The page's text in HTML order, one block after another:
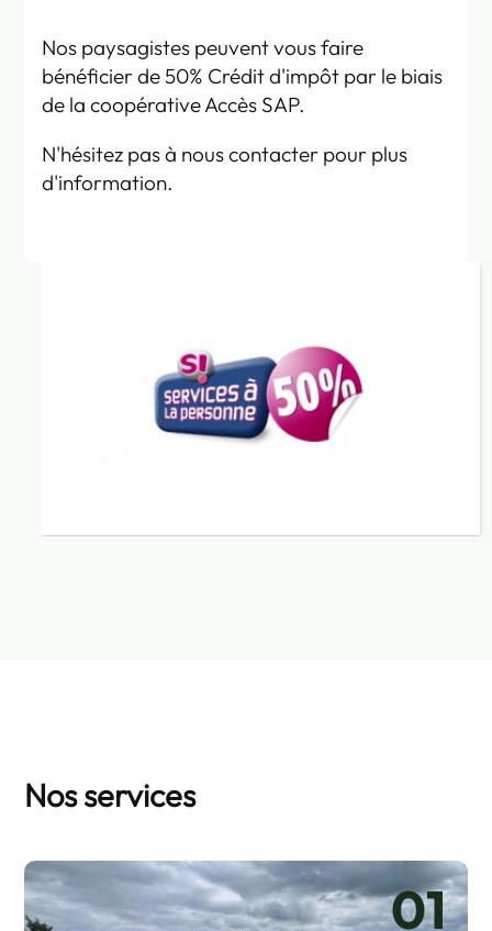
Nos paysagistes peuvent vous faire
bénéficier de 50% Crédit d'impôt par le biais
de la coopérative Accès SAP.
N'hésitez pas à nous contacter pour plus
d'information.
Nos services